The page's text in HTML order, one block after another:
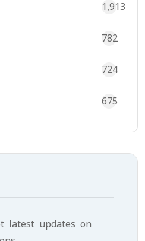
1,913
782
724
675
latest updates on